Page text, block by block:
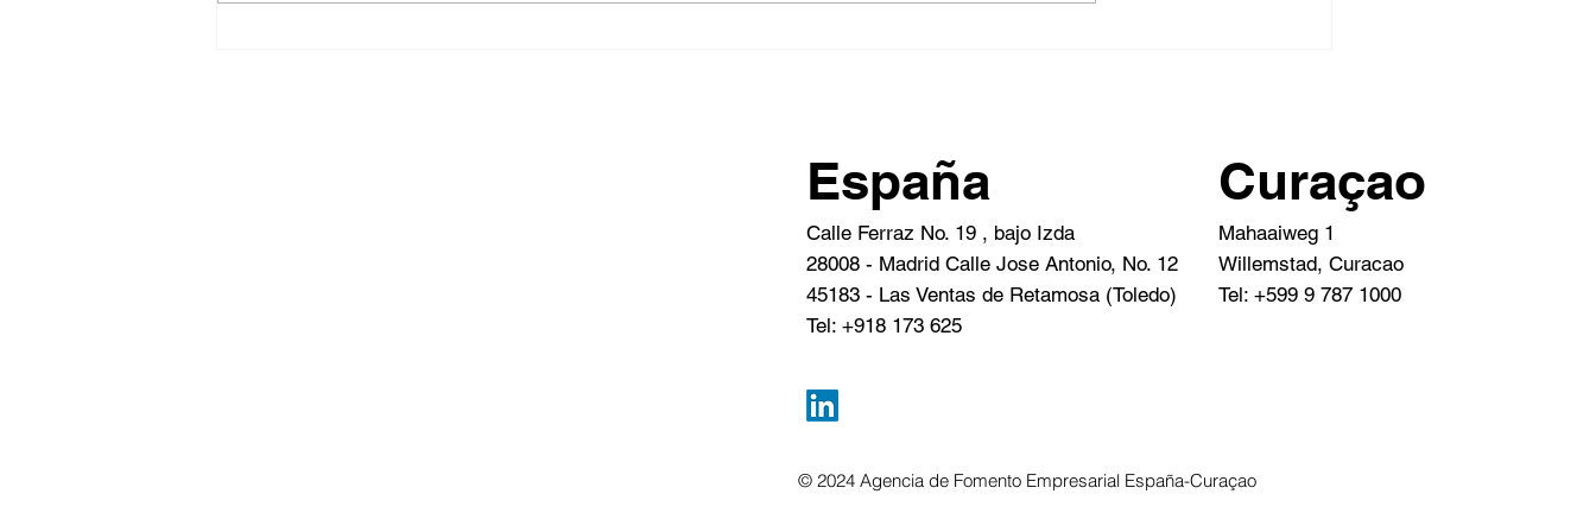
España
Calle Ferraz No. 19 , bajo Izda
28008 - Madrid Calle Jose Antonio, No. 12
45183 - Las Ventas de Retamosa (Toledo)
Tel: +918 173 625
Curaçao
Mahaaiweg 1
Willemstad, Curacao
Tel: +599 9 787 1000
© 2024 Agencia de Fomento Empresarial España-Curaçao